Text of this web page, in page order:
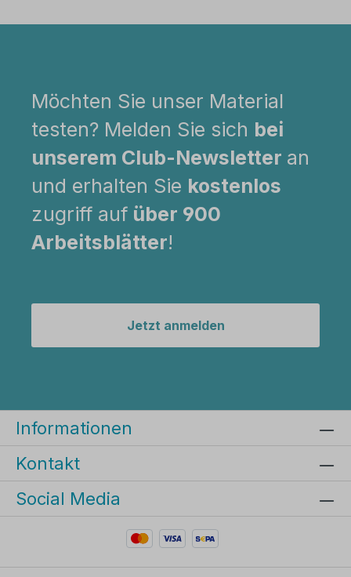
Möchten Sie unser Material
testen? Melden Sie sich bei
unserem Club-Newsletter an
und erhalten Sie kostenlos
zugriff auf über 900
Arbeitsblätter!
Jetzt anmelden
Informationen
Kontakt
Social Media